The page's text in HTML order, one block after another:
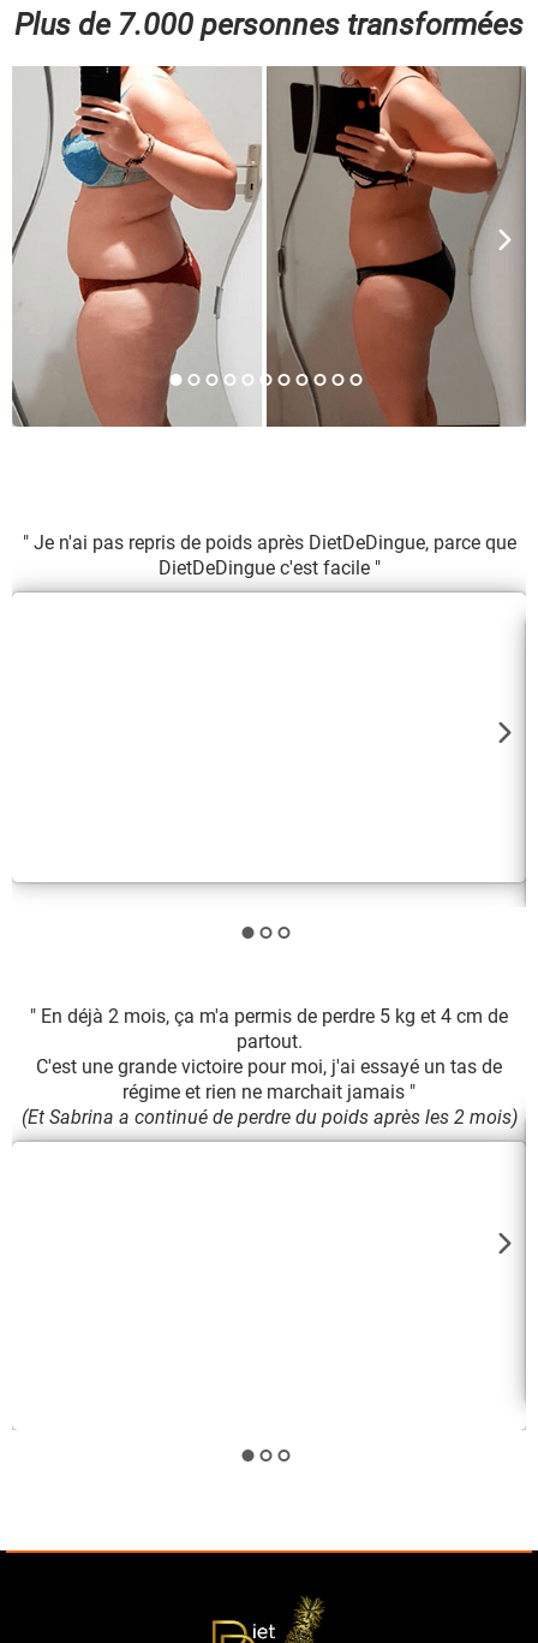
Plus de 7.000 personnes transformées
" Je n'ai pas repris de poids après DietDeDingue, parce que
DietDeDingue c'est facile "
" En déjà 2 mois, ça m'a permis de perdre 5 kg et 4 cm de
partout.
C'est une grande victoire pour moi, j'ai essayé un tas de
régime et rien ne marchait jamais "
(Et Sabrina a continué de perdre du poids après les 2 mois)